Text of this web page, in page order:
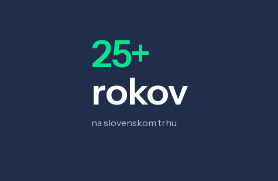
25+
rokov
na slovenskom trhu